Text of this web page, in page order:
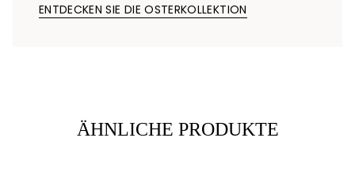
ENTDECKEN SIE DIE OSTERKOLLEKTION
ÄHNLICHE PRODUKTE